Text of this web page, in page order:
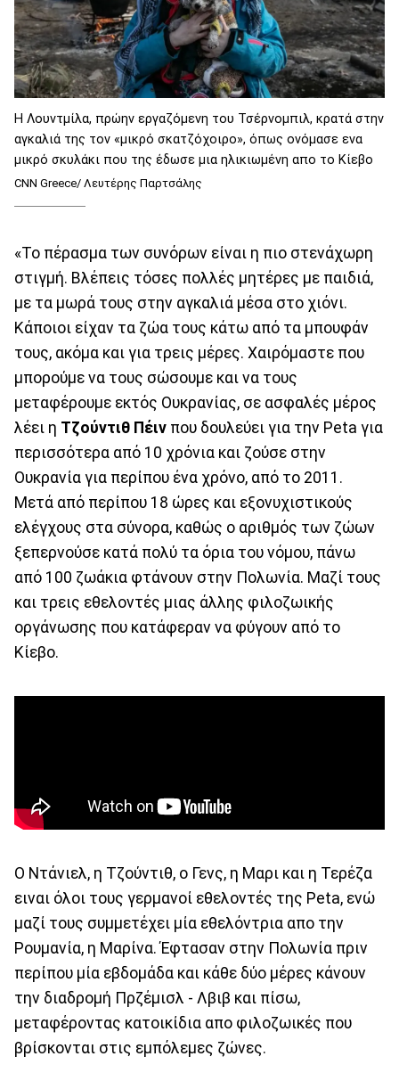
H Λουντμίλα, πρώην εργαζόμενη του Τσέρνομπιλ, κρατά στην
αγκαλιά της τον «μικρό σκατζόχοιρο», όπως ονόμασε ενα
μικρό σκυλάκι που της έδωσε μια ηλικιωμένη απο το Κίεβο
CNN Greece/ Λευτέρης Παρτσάλης
«Το πέρασμα των συνόρων είναι η πιο στενάχωρη
στιγμή. Βλέπεις τόσες πολλές μητέρες με παιδιά,
με τα μωρά τους στην αγκαλιά μέσα στο χιόνι.
Κάποιοι είχαν τα ζώα τους κάτω από τα μπουφάν
τους, ακόμα και για τρεις μέρες. Χαιρόμαστε που
μπορούμε να τους σώσουμε και να τους
μεταφέρουμε εκτός Ουκρανίας, σε ασφαλές μέρος
λέει η Τζούντιθ Πέιν που δουλεύει για την Peta για
περισσότερα από 10 χρόνια και ζούσε στην
Ουκρανία για περίπου ένα χρόνο, από το 2011.
Μετά από περίπου 18 ώρες και εξονυχιστικούς
ελέγχους στα σύνορα, καθώς ο αριθμός των ζώων
ξεπερνούσε κατά πολύ τα όρια του νόμου, πάνω
από 100 ζωάκια φτάνουν στην Πολωνία. Μαζί τους
και τρεις εθελοντές μιας άλλης φιλοζωικής
οργάνωσης που κατάφεραν να φύγουν από το
Κίεβο.
Ο Ντάνιελ, η Τζούντιθ, ο Γενς, η Μαρι και η Τερέζα
ειναι όλοι τους γερμανοί εθελοντές της Peta, ενώ
μαζί τους συμμετέχει μία εθελόντρια απο την
Ρουμανία, η Μαρίνα. Έφτασαν στην Πολωνία πριν
περίπου μία εβδομάδα και κάθε δύο μέρες κάνουν
την διαδρομή Πρζέμισλ - Λβιβ και πίσω,
μεταφέροντας κατοικίδια απο φιλοζωικές που
βρίσκονται στις εμπόλεμες ζώνες.